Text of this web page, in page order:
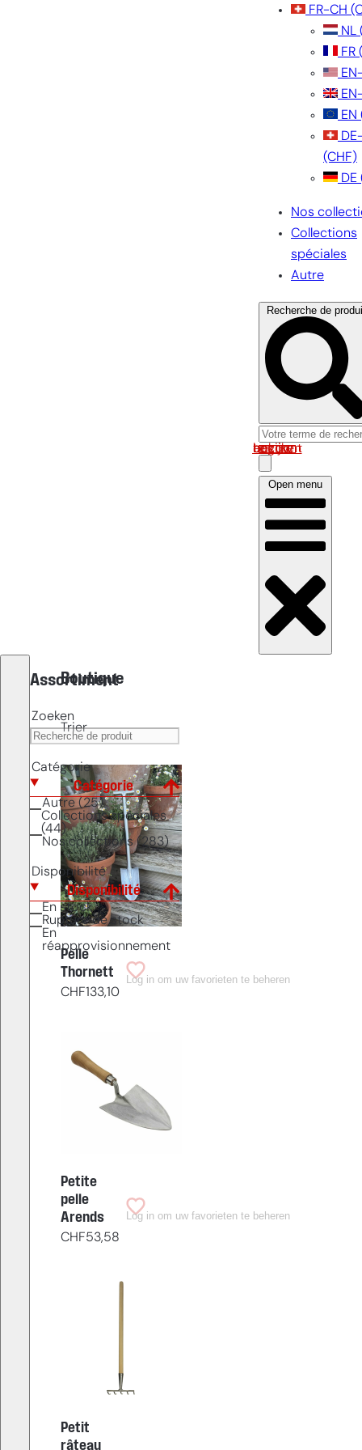
FR-CH
NL
FR
EN
(CHF)
DE
Nos
Collections
spéciales
Autre
Recherche de
Log in om uw account te bekijken
Open menu
Assortiment
Zoeken
Catégorie
Catégorie
Autre (25)
Collections spéciales
(44)
Nos collections (283)
Disponibilité
Disponibilité
En stock
Rupture de stock
En
réapprovisionnement
Boutique
Trier
Pelle
Thornett
CHF133,10
Log in om uw favorieten te beheren
Petite
pelle
Arends
CHF53,58
Log in om uw favorieten te beheren
Petit
râteau